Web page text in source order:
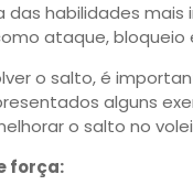
das habilidades
ataque, bloqueio
o salto, é
alguns
o salto no
força: